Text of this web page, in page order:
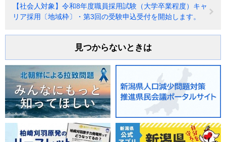
【社会人対象】令和8年度職員採用試験（大学卒業程度）キャ
リア採用〔地域枠〕・第3回の受験申込受付を開始します。
見つからないときは